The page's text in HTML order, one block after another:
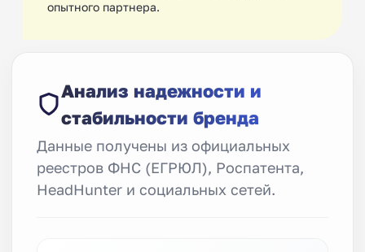
опытного партнера.
Анализ надежности и
стабильности бренда
Данные получены из официальных
реестров ФНС (ЕГРЮЛ), Роспатента,
HeadHunter и социальных сетей.